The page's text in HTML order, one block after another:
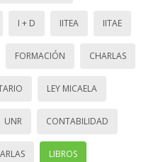
I + D IITEA IITAE
FORMACIÓN CHARLAS
LEY MICAELA
UNR CONTABILIDAD
LIBROS